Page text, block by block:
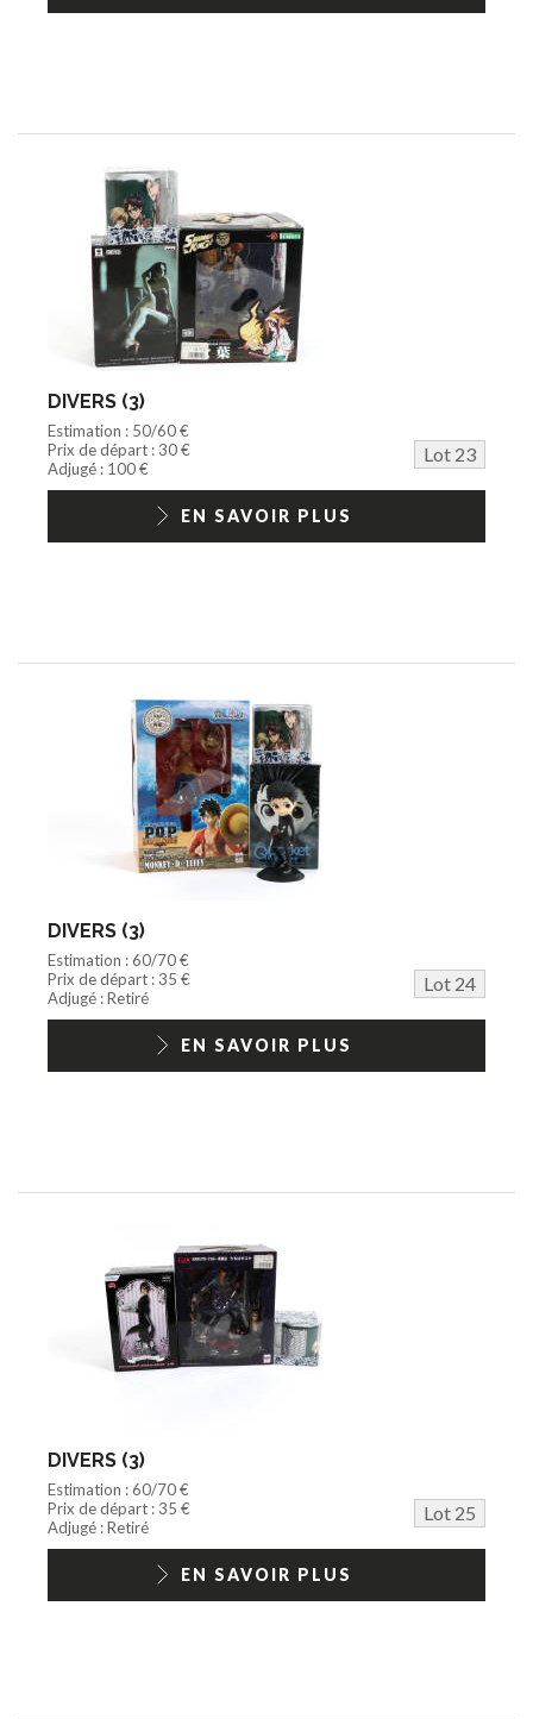
DIVERS (3)
Estimation : 50/60 €
Prix de départ : 30 €
Lot 23
Adjugé : 100 €
EN SAVOIR PLUS
DIVERS (3)
Estimation : 60/70 €
Prix de départ : 35 €
Lot 24
Adjugé : Retiré
EN SAVOIR PLUS
DIVERS (3)
Estimation : 60/70 €
Prix de départ : 35 €
Lot 25
Adjugé : Retiré
EN SAVOIR PLUS